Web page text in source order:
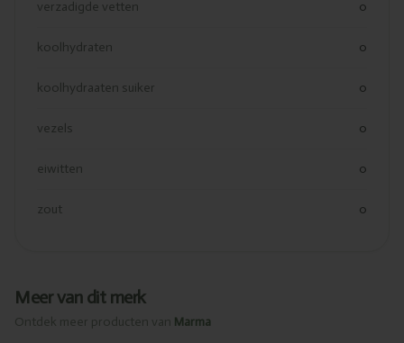
verzadigde vetten 0
koolhydraten 0
koolhydraaten suiker 0
vezels 0
eiwitten 0
zout 0
Meer van dit merk
Ontdek meer producten van Marma